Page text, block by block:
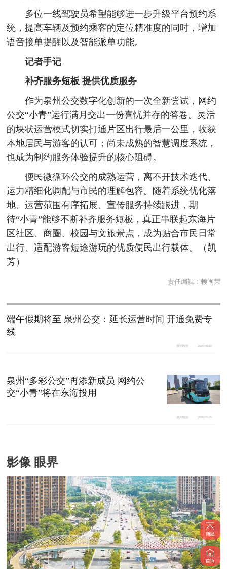
多位一线驾驶员希望能够进一步升级平台预约系
统，提高车辆及预约乘客的定位精准度的同时，增加
语音接单提醒以及智能派单功能。
记者手记
补齐服务短板 提供优质服务
作为泉州公交数字化创新的一次全新尝试，网约
公交“小青”运行满月交出一份喜忧并存的答卷。灵活
的块状运营模式切实打通片区出行最后一公里，收获
本地居民与游客的认可；尚未成熟的智慧调度系统，
也成为制约服务体验提升的核心阻碍。
便民微循环公交的成熟运营，离不开技术迭代、
运力精细化调配与市民的理解包容。随着系统优化落
地、运营范围有序拓展、宣传服务持续跟进，期
待“小青”能够不断补齐服务短板，真正串联起东海片
区社区、商圈、校园与文旅景点，成为贴合市民日常
出行、适配游客短途游玩的优质便民出行载体。（凯
芳）
责任编辑： 赖闽荣
端午假期将至 泉州公交：延长运营时间 开通免费专
线
泉州晚报 2026-06-18
泉州“多彩公交”再添新成员 网约公
交“小青”将在东海投用
泉州晚报 2026-05-29
影像 眼界